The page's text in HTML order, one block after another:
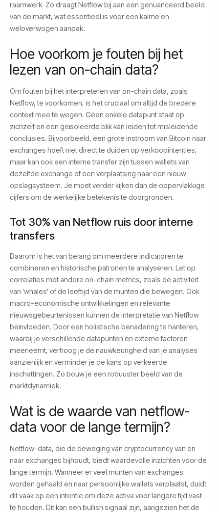
raamwerk. Zo draagt Netflow bij aan een genuanceerd beeld
van de markt, wat essentieel is voor een kalme en
weloverwogen aanpak.
Hoe voorkom je fouten bij het
lezen van on-chain data?
Om fouten bij het interpreteren van on-chain data, zoals
Netflow, te voorkomen, is het cruciaal om altijd de bredere
context mee te wegen. Geen enkele datapunt staat op
zichzelf en een geïsoleerde blik kan leiden tot misleidende
conclusies. Bijvoorbeeld, een grote instroom van Bitcoin naar
exchanges hoeft niet direct te duiden op verkoopintenties,
maar kan ook een interne transfer zijn tussen wallets van
dezelfde exchange of een verplaatsing naar een nieuw
opslagsysteem. Je moet verder kijken dan de oppervlakkige
cijfers om de werkelijke betekenis te doorgronden.
Tot 30% van Netflow ruis door interne
transfers
Daarom is het van belang om meerdere indicatoren te
combineren en historische patronen te analyseren. Let op
correlaties met andere on-chain metrics, zoals de activiteit
van 'whales' of de leeftijd van de munten die bewegen. Ook
macro-economische ontwikkelingen en relevante
nieuwsgebeurtenissen kunnen de interpretatie van Netflow
beïnvloeden. Door een holistische benadering te hanteren,
waarbij je verschillende datapunten en externe factoren
meeneemt, verhoog je de nauwkeurigheid van je analyses
aanzienlijk en verminder je de kans op verkeerde
inschattingen. Zo bouw je een robuuster beeld van de
marktdynamiek.
Wat is de waarde van netflow-
data voor de lange termijn?
Netflow-data, die de beweging van cryptocurrency van en
naar exchanges bijhoudt, biedt waardevolle inzichten voor de
lange termijn. Wanneer er veel munten van exchanges
worden gehaald en naar persoonlijke wallets verplaatst, duidt
dit vaak op een intentie om deze activa voor langere tijd vast
te houden. Dit kan een bullish signaal zijn, aangezien het de